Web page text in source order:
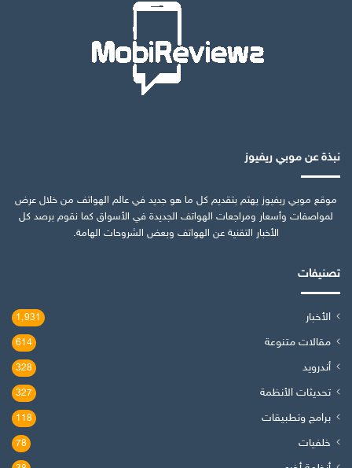
نبذة عن موبي ريفيوز
موقع موبي ريفيوز يهتم بتقديم كل ما هو جديد في عالم الهواتف من خلال عرض
لمواصفات وأسعار ومراجعات الهواتف الجديدة في الأسواق كما نقوم برصد كل
الأخبار التقنية عن الهواتف وبعض الشروحات الهامة.
تصنيفات
الأخبار 1٬931
مقالات متنوعة 614
أندرويد 328
تحديثات الأنظمة 327
برامج وتطبيقات 118
خلفيات 78